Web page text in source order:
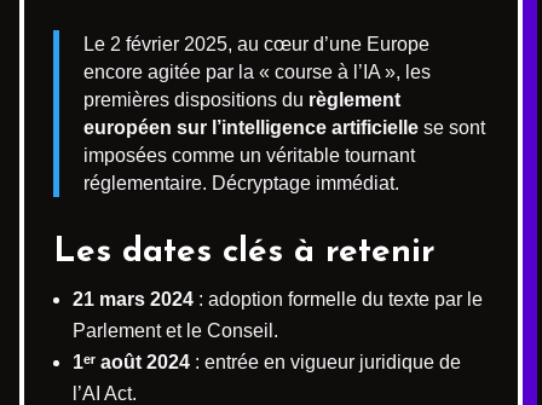
Le 2 février 2025, au cœur d’une Europe
encore agitée par la « course à l’IA », les
premières dispositions du règlement
européen sur l’intelligence artificielle se sont
imposées comme un véritable tournant
réglementaire. Décryptage immédiat.
Les dates clés à retenir
21 mars 2024 : adoption formelle du texte par le
Parlement et le Conseil.
1ᵉʳ août 2024 : entrée en vigueur juridique de
l’AI Act.